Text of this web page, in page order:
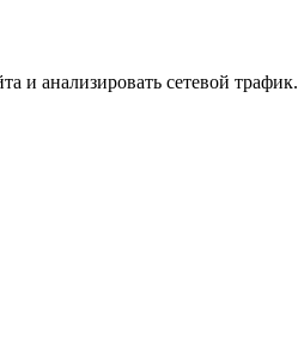
и анализировать сетевой трафик.